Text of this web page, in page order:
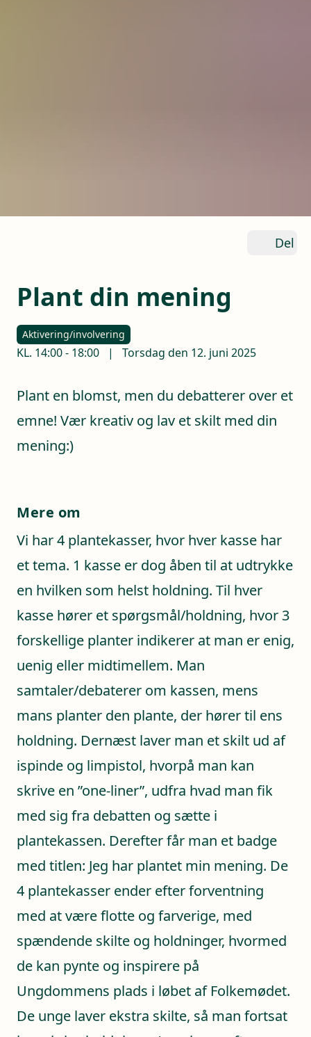
Del
Plant din mening
Aktivering/involvering
KL. 14:00- 18:00 | Torsdag den 12. juni 2025
Plant en blomst, men du debatterer over et
emne! Vær kreativ og lav et skilt med din
mening:)
Mere om
Vi har 4 plantekasser, hvor hver kasse har
et tema. 1 kasse er dog åben til at udtrykke
en hvilken som helst holdning. Til hver
kasse hører et spørgsmål/holdning, hvor 3
forskellige planter indikerer at man er enig,
uenig eller midtimellem. Man
samtaler/debaterer om kassen, mens
mans planter den plante, der hører til ens
holdning. Dernæst laver man et skilt ud af
ispinde og limpistol, hvorpå man kan
skrive en ”one-liner”, udfra hvad man fik
med sig fra debatten og sætte i
plantekassen. Derefter får man et badge
med titlen: Jeg har plantet min mening. De
4 plantekasser ender efter forventning
med at være flotte og farverige, med
spændende skilte og holdninger, hvormed
de kan pynte og inspirere på
Ungdommens plads i løbet af Folkemødet.
De unge laver ekstra skilte, så man fortsat